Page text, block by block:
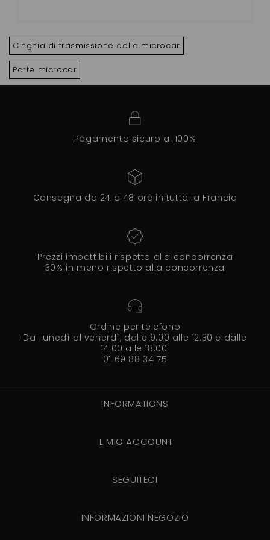
Cinghia di trasmissione della microcar
Parte microcar
Pagamento sicuro al 100%
Consegna da 24 a 48 ore in tutta la Francia
Prezzi imbattibili rispetto alla concorrenza
30% in meno rispetto alla concorrenza
Ordine per telefono
Dal lunedì al venerdì, dalle 9.00 alle 12.30 e dalle
14.00 alle 18.00.
01 69 88 34 75
INFORMATIONS
IL MIO ACCOUNT
SEGUITECI
INFORMAZIONI NEGOZIO